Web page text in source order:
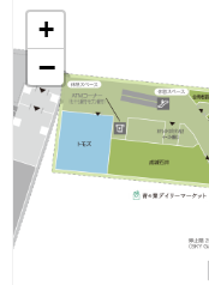
+
−